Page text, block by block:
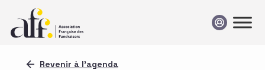
Revenir à l'agenda